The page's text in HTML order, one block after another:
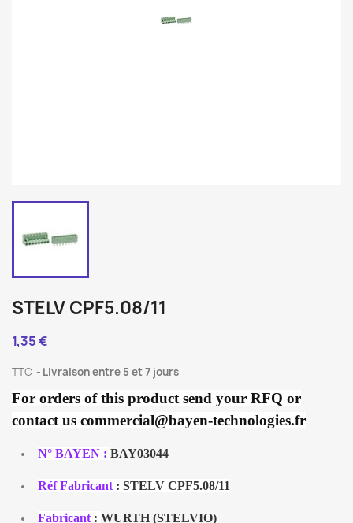
STELV CPF5.08/11
1,35 €
TTC Livraison entre 5 et 7 jours
For orders of this product send your RFQ or
contact us commercial@bayen-technologies.fr
N° BAYEN : BAY03044
Réf Fabricant : STELV CPF5.08/11
Fabricant : WURTH (STELVIO)